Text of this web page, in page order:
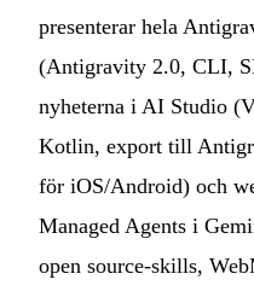
presenterar hela
(Antigravity 2.0, CLI,
nyheterna i AI Studio
Kotlin, export till
för iOS/Android) och
Managed Agents i
open source-skills,